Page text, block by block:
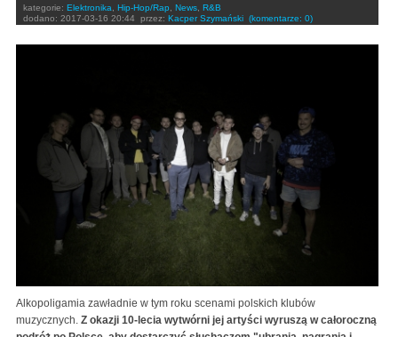
kategorie: Elektronika Hip-Hop/Rap News R&B
dodano: 2017-03-16 20:44 przez: Kacper Szymański (komentarze: 0)
Alkopoligamia zawładnie w tym roku scenami polskich klubów
muzycznych. Z okazji 10-lecia wytwórni jej artyści wyruszą w całoroczną